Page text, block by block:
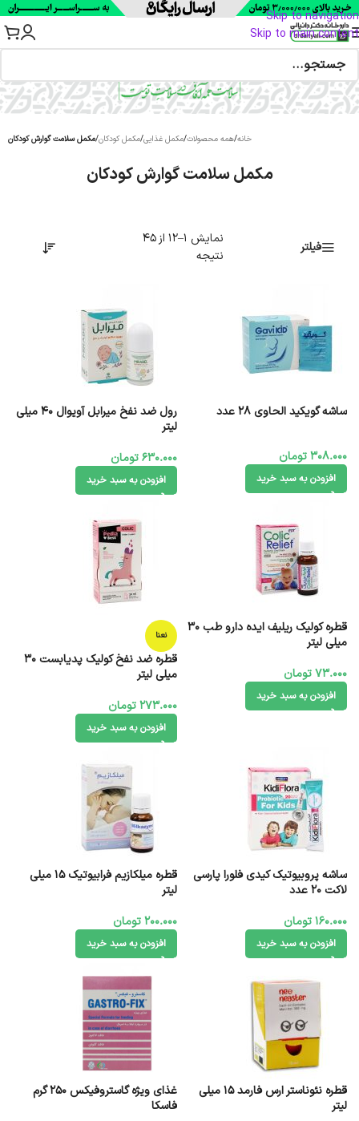
Skip to navigation
Skip to main content
مکمل سلامت گوارش کودکان
خانه/همه محصولات/مکمل غذایی/مکمل کودکان/مکمل سلامت گوارش کودکان
فیلتر
نمایش 1–12 از 45
نتیجه
ساشه گویکید الحاوی 28 عدد
308.000تومان
افزودن به سبد خرید
رول ضد نفخ میرابل آویوال 40 میلی
لیتر
630.000تومان
افزودن به سبد خرید
قطره کولیک ریلیف ایده دارو طب 30
میلی لیتر
73.000تومان
افزودن به سبد خرید
نعنا
قطره ضد نفخ کولیک پدیابست 30
میلی لیتر
273.000تومان
افزودن به سبد خرید
ساشه پروبیوتیک کیدی فلورا پارسی
لاکت 20 عدد
160.000تومان
افزودن به سبد خرید
قطره میلکازیم فرابیوتیک 15 میلی
لیتر
200.000تومان
افزودن به سبد خرید
قطره نئوناستر ارس فارمد 15 میلی
لیتر
غذای ویژه گاستروفیکس ۲۵۰ گرم
فاسکا